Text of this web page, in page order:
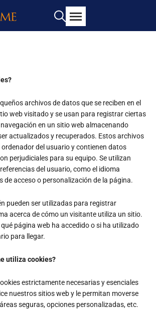
archivos de datos que se reciben en el
web visitado y se usan para registrar ciertas
en un sitio web almacenando
actualizados y recuperados. Estos archivos
ordenador del usuario y contienen datos
perjudiciales para su equipo. Se utilizan
del usuario, como el idioma
de acceso o personalización de la página.
pueden ser utilizadas para registrar
acerca de cómo un visitante utiliza un sitio.
qué página web ha accedido o si ha utilizado
para llegar.
utiliza cookies?
estrictamente necesarias y esenciales
nuestros sitios web y le permitan moverse
seguras, opciones personalizadas, etc.